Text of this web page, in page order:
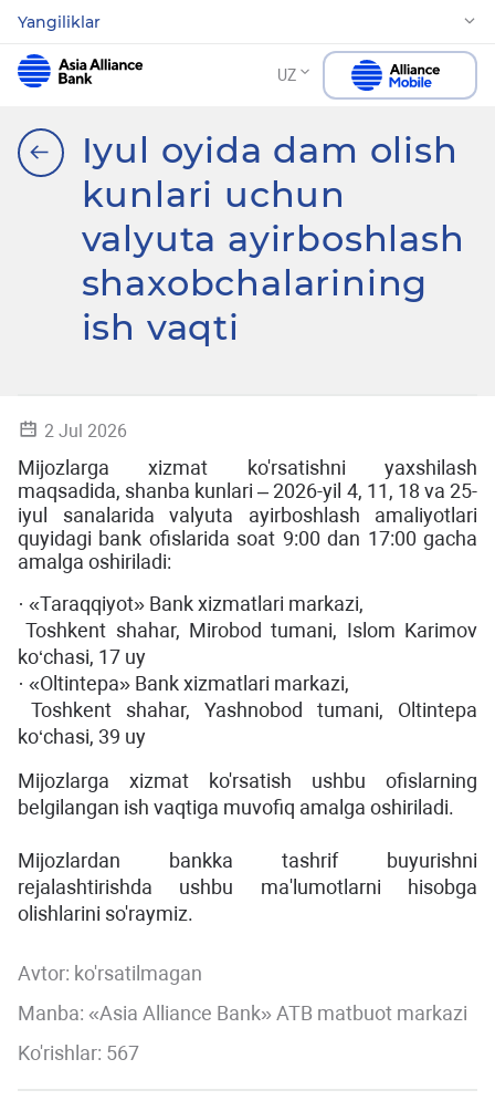
Yangiliklar
UZ
Iyul oyida dam olish
kunlari uchun
valyuta ayirboshlash
shaxobchalarining
ish vaqti
2 Jul 2026
Mijozlarga xizmat ko'rsatishni yaxshilash
maqsadida, shanba kunlari – 2026-yil 4, 11, 18 va 25-
iyul sanalarida valyuta ayirboshlash amaliyotlari
quyidagi bank ofislarida soat 9:00 dan 17:00 gacha
amalga oshiriladi:
· «Taraqqiyot» Bank xizmatlari markazi,
Toshkent shahar, Mirobod tumani, Islom Karimov
ko‘chasi, 17 uy
· «Oltintepa» Bank xizmatlari markazi,
Toshkent shahar, Yashnobod tumani, Oltintepa
ko‘chasi, 39 uy
Mijozlarga xizmat ko'rsatish ushbu ofislarning
belgilangan ish vaqtiga muvofiq amalga oshiriladi.
Mijozlardan bankka tashrif buyurishni
rejalashtirishda ushbu ma'lumotlarni hisobga
olishlarini so'raymiz.
Avtor: ko'rsatilmagan
Manba: «Asia Alliance Bank» ATB matbuot markazi
Ko'rishlar: 567